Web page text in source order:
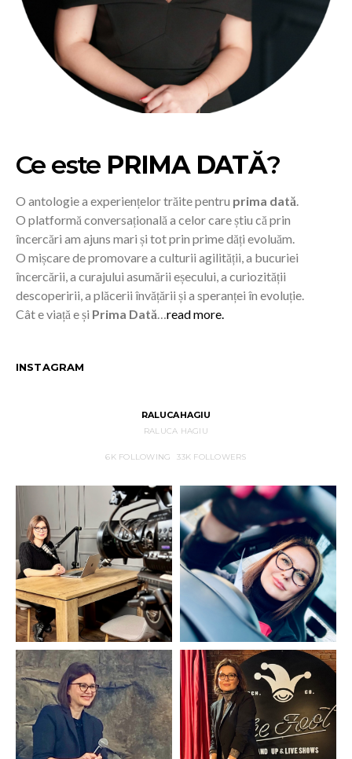
Ce este PRIMA DATĂ?
O antologie a experiențelor trăite pentru prima dată.
O platformă conversațională a celor care știu că prin
încercări am ajuns mari și tot prin prime dăți evoluăm.
O mișcare de promovare a culturii agilității, a bucuriei
încercării, a curajului asumării eșecului, a curiozității
descoperirii, a plăcerii învățării și a speranței în evoluție.
Cât e viață e și Prima Dată…read more.
INSTAGRAM
RALUCAHAGIU
RALUCA HAGIU
6KFOLLOWING 33K FOLLOWERS